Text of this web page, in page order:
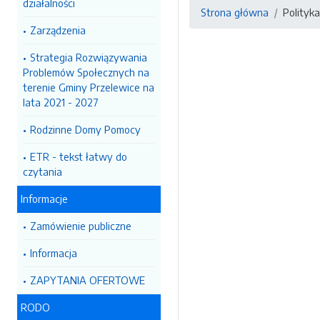
działalności
Zarządzenia
Strategia Rozwiązywania
Problemów Społecznych na
terenie Gminy Przelewice na
lata 2021 - 2027
Rodzinne Domy Pomocy
ETR - tekst łatwy do
czytania
Informacje
Zamówienie publiczne
Informacja
ZAPYTANIA OFERTOWE
RODO
Strona główna